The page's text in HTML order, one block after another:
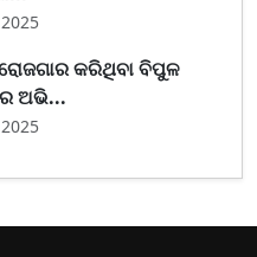
କରିଥିବା ବିପୁଳ
ଅଭି...